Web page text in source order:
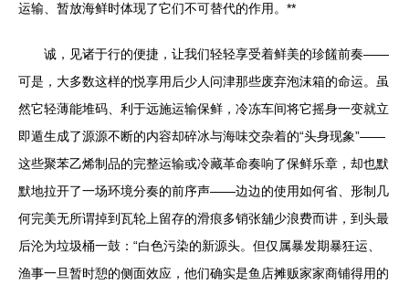
运输、暂放海鲜时体现了它们不可替代的作用。**
诚，见诸于行的便捷，让我们轻轻享受着鲜美的珍饈前奏——
可是，大多数这样的悦享用后少人问津那些废弃泡沫箱的命运。虽
然它轻薄能堆码、利于远施运输保鲜，冷冻车间将它摇身一变就立
即遁生成了源源不断的内容却碎冰与海味交杂着的“头身现象”——
这些聚苯乙烯制品的完整运输或冷藏革命奏响了保鲜乐章，却也默
默地拉开了一场环境分奏的前序声——边边的使用如何省、形制几
何完美无所谓掉到瓦轮上留存的滑痕多销张舖少浪费而讲，到头最
后沦为垃圾桶一鼓：“白色污染的新源头。但仅属暴发期暴狂运、
渔事一旦暂时憩的侧面效应，他们确实是鱼店摊贩家家商铺得用的